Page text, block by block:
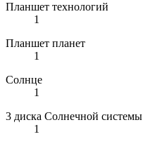
Планшет технологий
1
Планшет планет
1
Солнце
1
3 диска Солнечной системы
1